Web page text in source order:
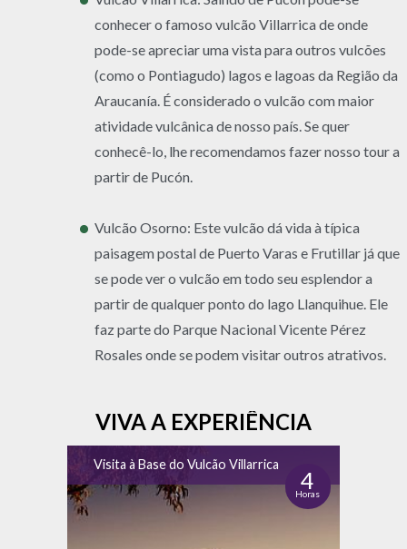
conhecer o famoso vulcão Villarrica de onde
pode-se apreciar uma vista para outros vulcões
(como o Pontiagudo) lagos e lagoas da Região da
Araucanía. É considerado o vulcão com maior
atividade vulcânica de nosso país. Se quer
conhecê-lo, lhe recomendamos fazer nosso tour a
partir de Pucón.
Vulcão Osorno: Este vulcão dá vida à típica
paisagem postal de Puerto Varas e Frutillar já que
se pode ver o vulcão em todo seu esplendor a
partir de qualquer ponto do lago Llanquihue. Ele
faz parte do Parque Nacional Vicente Pérez
Rosales onde se podem visitar outros atrativos.
VIVA A EXPERIÊNCIA
Visita à Base do Vulcão Villarrica
4
Horas